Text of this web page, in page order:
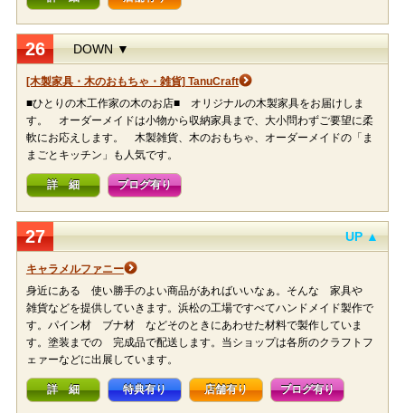
26 DOWN ▼
[木製家具・木のおもちゃ・雑貨] TanuCraft
■ひとりの木工作家の木のお店■ オリジナルの木製家具をお届けしま
す。 オーダーメイドは小物から収納家具まで、大小問わずご要望に柔
軟にお応えします。 木製雑貨、木のおもちゃ、オーダーメイドの「ま
まごとキッチン」も人気です。
詳 細 ブログ有り
27 UP ▲
キャラメルファニー
身近にある 使い勝手のよい商品があればいいなぁ。そんな 家具や
雑貨などを提供していきます。浜松の工場ですべてハンドメイド製作で
す。パイン材 ブナ材 などそのときにあわせた材料で製作していま
す。塗装までの 完成品で配送します。当ショップは各所のクラフトフ
ェァーなどに出展しています。
詳 細 特典有り 店舗有り ブログ有り